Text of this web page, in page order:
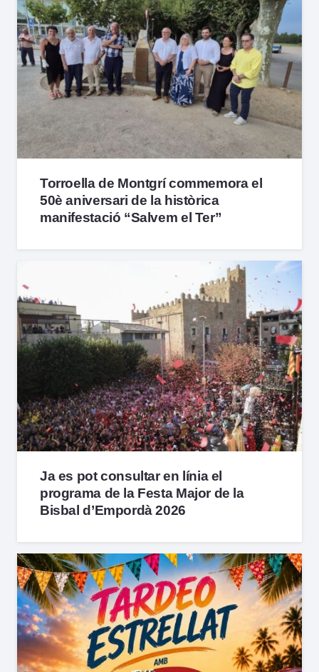
Torroella de Montgrí commemora el
50è aniversari de la històrica
manifestació “Salvem el Ter”
Ja es pot consultar en línia el
programa de la Festa Major de la
Bisbal d’Empordà 2026